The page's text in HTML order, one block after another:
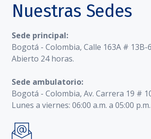
Nuestras Sedes
Sede principal:
Bogotá - Colombia, Calle 163A # 13B-
Abierto 24 horas.
Sede ambulatorio:
Bogotá - Colombia, Av. Carrera 19 #
Lunes a viernes: 06:00 a.m. a 05:00 p.m.